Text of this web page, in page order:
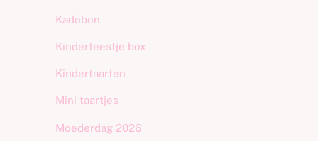
Kadobon
Kinderfeestje box
Kindertaarten
Mini taartjes
Moederdag 2026